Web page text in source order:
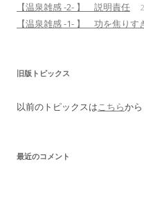
【温泉雑感 -2- 】 説明責任
【温泉雑感 -1- 】 功を焦りす
旧版トピックス
以前のトピックスはこちらから
最近のコメント